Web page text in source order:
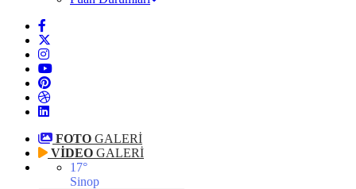
FOTO GALERİ
VİDEO GALERİ
17°
Sinop